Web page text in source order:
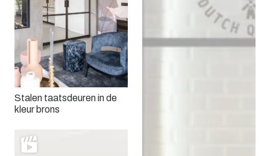
Stalen taatsdeuren in de
kleur brons